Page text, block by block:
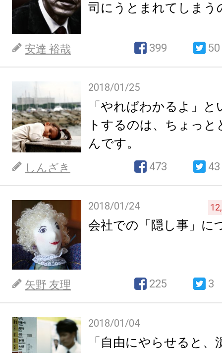
司にうとまれてしまう
安達 裕哉 399 50
2018/01/25
「やればわかるよ」
トするのは、ちょっ
んです。
しんざき 473 43
2018/01/24
会社での「隠し事」に
矢野 友理 225 3
2018/01/04
「自由にやらせると